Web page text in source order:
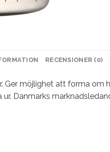
RECENSIONER (0)
Ger möjlighet att forma om
Danmarks